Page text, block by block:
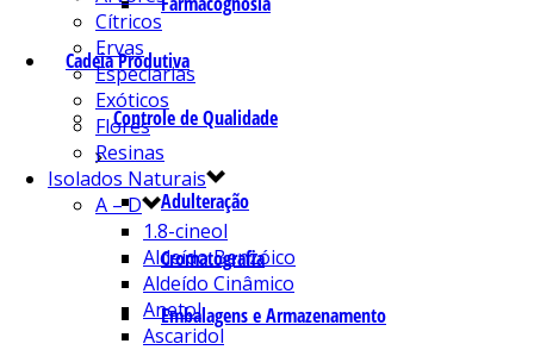
Cadeia Produtiva
Controle de Qualidade
Adulteração
Cromatografia
Embalagens e Armazenamento
Cítricos
Ervas
Especiarias
Exóticos
Flores
Resinas
Isolados Naturais
A – D
1.8-cineol
Aldeído Benzóico
Aldeído Cinâmico
Anetol
Ascaridol